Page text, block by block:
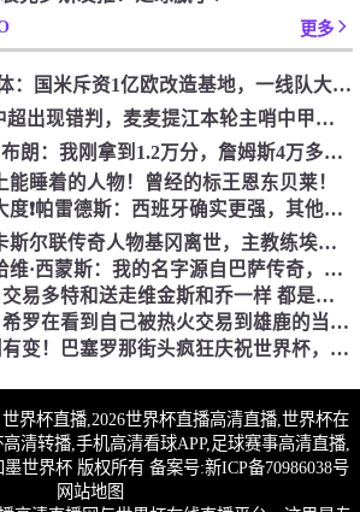
更多
【有趣体育】米体：国米斥资1亿欧改造基地，一线队大楼即将在今
[中国足球]曾在中超出现错判，麦麦提江本轮主哨中甲陕西联合v
【詹姆斯】杰伦·布朗：我刚拿到1.2万分，詹姆斯4万多分是怎
能睡着的人物！曾经的标王恩东贝莱！
【你怎么看？】大度❗️帕雷德斯：西班牙确实更强，其他没啥好辟
【今日视频】纽卡斯尔联传奇人物基冈离世，主教练埃迪豪献上鲜花
【你怎么看？】哈维·西蒙斯：我的名字源自巴萨传奇，家人是最坚
[篮球]普雷斯蒂：交易多特和送走维金斯和乔一样 都是出于财务
[雄鹿]很真实了！希罗在看到自己被热火交易到雄鹿的当场反应！
[你怎么看？]计划有变！巴塞罗那街头疯狂庆祝世界杯，高喊我是
界杯直播,2026世界杯直播高清直播,世界杯在
清转播,手机高清看球APP,足球赛事高清直播,
世界杯 版权所有 备案号:新ICP备70986038号
网站地图